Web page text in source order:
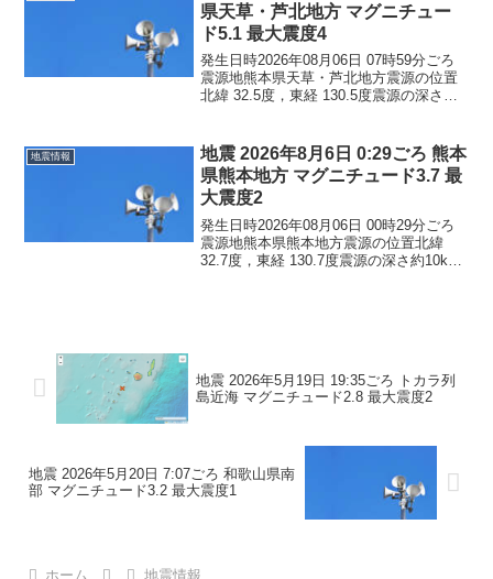
県天草・芦北地方 マグニチュー
ド5.1 最大震度4
発生日時2026年08月06日 07時59分ごろ
震源地熊本県天草・芦北地方震源の位置
北緯 32.5度，東経 130.5度震源の深さ約
はありません。震度4長崎県...
地震情報
地震 2026年8月6日 0:29ごろ 熊本
県熊本地方 マグニチュード3.7 最
大震度2
発生日時2026年08月06日 00時29分ごろ
震源地熊本県熊本地方震源の位置北緯
32.7度，東経 130.7度震源の深さ約10km
地震 2026年5月19日 19:35ごろ トカラ列
島近海 マグニチュード2.8 最大震度2
地震 2026年5月20日 7:07ごろ 和歌山県南
部 マグニチュード3.2 最大震度1
ホーム 地震情報